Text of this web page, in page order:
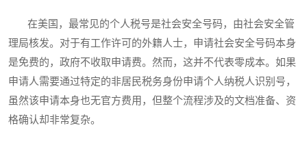
在美国，最常见的个人税号是社会安全号码，由社会安全管
理局核发。对于有工作许可的外籍人士，申请社会安全号码本身
是免费的，政府不收取申请费。然而，这并不代表零成本。如果
申请人需要通过特定的非居民税务身份申请个人纳税人识别号，
虽然该申请本身也无官方费用，但整个流程涉及的文档准备、资
格确认却非常复杂。